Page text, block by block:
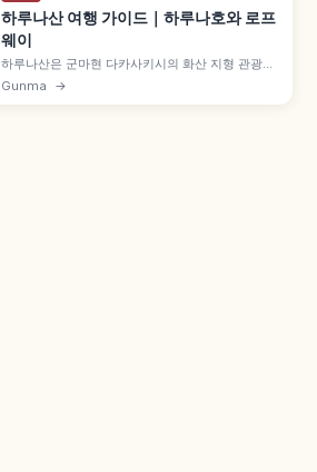
하루나산 여행 가이드｜하루나호와 로프
웨이
하루나산은 군마현 다카사키시의 화산 지형 관광지
로, 해발 1,100m 칼데라호인 하루나호와 하루나후
Gunma →